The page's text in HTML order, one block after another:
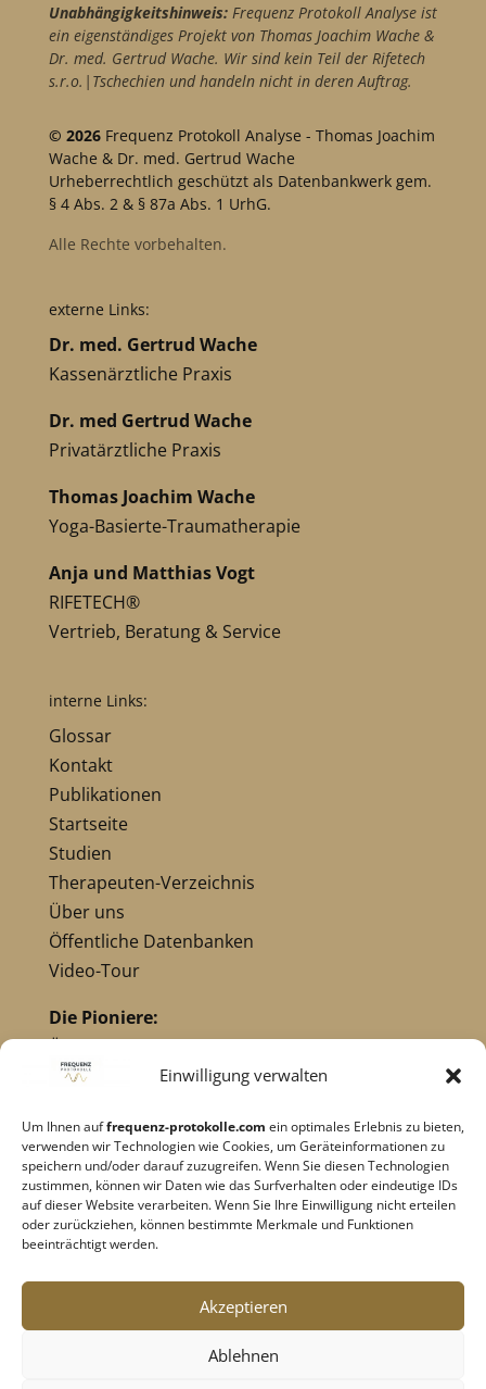
Einwilligung verwalten
Um Ihnen auffrequenz-protokolle.com ein optimales Erlebnis zu bieten,
verwenden wir Technologien wie Cookies, um Geräteinformationen zu
speichern und/oder darauf zuzugreifen. Wenn Sie diesen Technologien
zustimmen, können wir Daten wie das Surfverhalten oder eindeutige IDs
auf dieser Website verarbeiten. Wenn Sie Ihre Einwilligung nicht erteilen
oder zurückziehen, können bestimmte Merkmale und Funktionen
beeinträchtigt werden.
Akzeptieren
Ablehnen
Unabhängigkeitshinweis:Frequenz Protokoll Analyse ist
ein eigenständiges Projekt von Thomas Joachim Wache &
Dr. med. Gertrud Wache. Wir sind kein Teil der Rifetech
s.r.o.|Tschechien und handeln nicht in deren Auftrag.
© 2026 Frequenz Protokoll Analyse - Thomas Joachim
Wache & Dr. med. Gertrud Wache
Urheberrechtlich geschützt als Datenbankwerk gem.
§ 4 Abs. 2 & § 87a Abs. 1 UrhG.
Alle Rechte vorbehalten.
externe Links:
Dr. med. Gertrud Wache
Kassenärztliche Praxis
Dr. med Gertrud Wache
Privatärztliche Praxis
Thomas Joachim Wache
Yoga-Basierte-Traumatherapie
Anja und Matthias Vogt
RIFETECH®
Vertrieb, Beratung & Service
interne Links:
Glossar
Kontakt
Publikationen
Startseite
Studien
Therapeuten-Verzeichnis
Über uns
Öffentliche Datenbanken
Video-Tour
Die Pioniere:
Übersicht Pioniere
Nikola Tesla
Dr. Hulda Clark
Robert C. Beck
Georges Lakhovsky
verwandte Pioniere
Datenschutz
Cookie-Richtlinie|AGB's